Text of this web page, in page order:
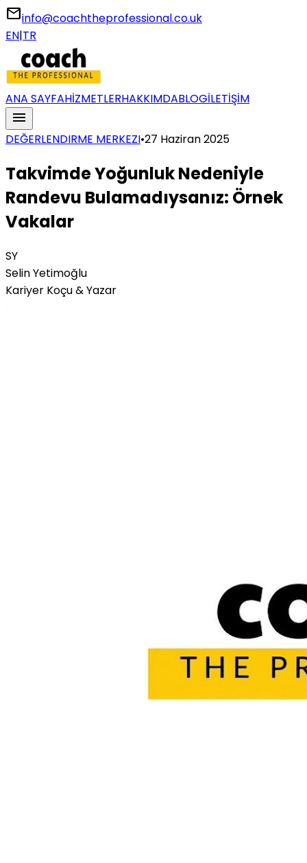
emailinfo@coachtheprofessional.co.uk
EN|TR
ANA SAYFAHİZMETLERHAKKIMDABLOGİLETİŞİM
menu
DEĞERLENDIRME MERKEZI•27 Haziran 2025
Takvimde Yoğunluk Nedeniyle
Randevu Bulamadıysanız: Örnek
Vakalar
SY
Selin Yetimoğlu
Kariyer Koçu & Yazar